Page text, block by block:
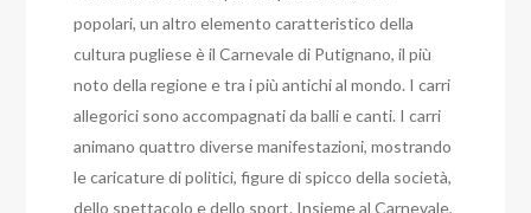
popolari, un altro elemento caratteristico della
cultura pugliese è il Carnevale di Putignano, il più
noto della regione e tra i più antichi al mondo. I carri
allegorici sono accompagnati da balli e canti. I carri
animano quattro diverse manifestazioni, mostrando
le caricature di politici, figure di spicco della società,
dello spettacolo e dello sport. Insieme al Carnevale,